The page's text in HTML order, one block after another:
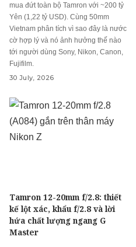
mua đứt toàn bộ Tamron với ~200 tỷ
Yên (1,22 tỷ USD). Cùng 50mm
Vietnam phân tích vì sao đây là nước
cờ hợp lý và nó ảnh hưởng thế nào
tới người dùng Sony, Nikon, Canon,
Fujifilm.
30 July, 2026
Tamron 12-20mm f/2.8: thiết
kế lột xác, khẩu f/2.8 và lời
hứa chất lượng ngang G
Master